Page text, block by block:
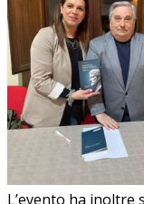
L’evento ha inoltre